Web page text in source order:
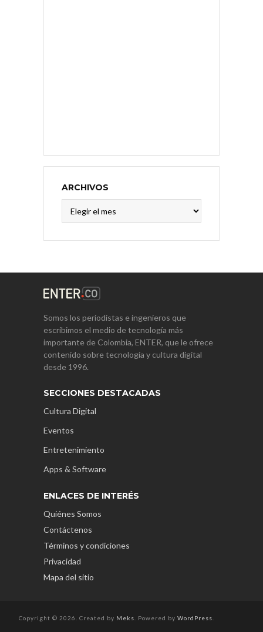
ARCHIVOS
Somos los periodistas e ingenieros que
escribimos el medio de tecnología más
importante de Colombia, ENTER, que le ofrece
contenido sobre tecnología y cultura digital
desde 1996.
SECCIONES DESTACADAS
Cultura Digital
Eventos
Entretenimiento
Apps & Software
ENLACES DE INTERÉS
Quiénes Somos
Contáctenos
Términos y condiciones
Privacidad
Mapa del sitio
Copyright © 2026. Created by Meks . Powered by WordPress